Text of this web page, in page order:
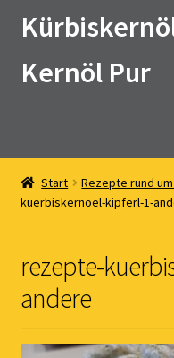
Kernöl Pur
Home
Online Shop
Übers Kernöl
News
Start Rezepte rund
kuerbiskernoel-kipferl-1-
rezepte-
andere